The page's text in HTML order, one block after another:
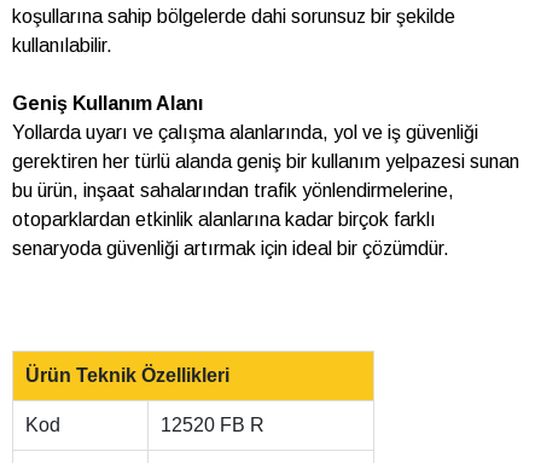
koşullarına sahip bölgelerde dahi sorunsuz bir şekilde
kullanılabilir.
Geniş Kullanım Alanı
Yollarda uyarı ve çalışma alanlarında, yol ve iş güvenliği
gerektiren her türlü alanda geniş bir kullanım yelpazesi sunan
bu ürün, inşaat sahalarından trafik yönlendirmelerine,
otoparklardan etkinlik alanlarına kadar birçok farklı
senaryoda güvenliği artırmak için ideal bir çözümdür.
Ürün Teknik Özellikleri
Kod 12520 FB R